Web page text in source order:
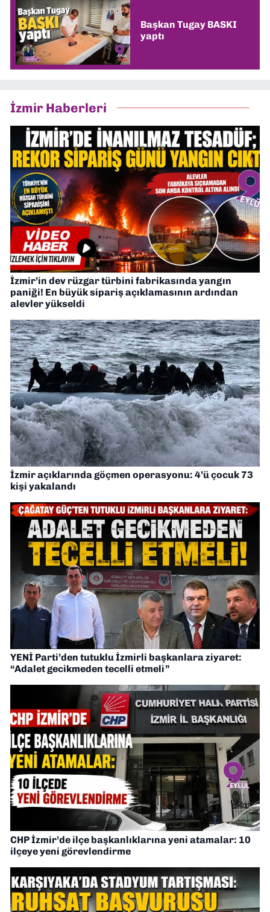
Başkan Tugay BASKI
yaptı
İzmir Haberleri
İzmir’in dev rüzgar türbini fabrikasında yangın
paniği! En büyük sipariş açıklamasının ardından
alevler yükseldi
İzmir açıklarında göçmen operasyonu: 4’ü çocuk 73
kişi yakalandı
YENİ Parti’den tutuklu İzmirli başkanlara ziyaret:
“Adalet gecikmeden tecelli etmeli”
CHP İzmir’de ilçe başkanlıklarına yeni atamalar: 10
ilçeye yeni görevlendirme